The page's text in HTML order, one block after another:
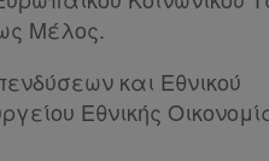
Μέλος.
και Εθνικού
Εθνικής